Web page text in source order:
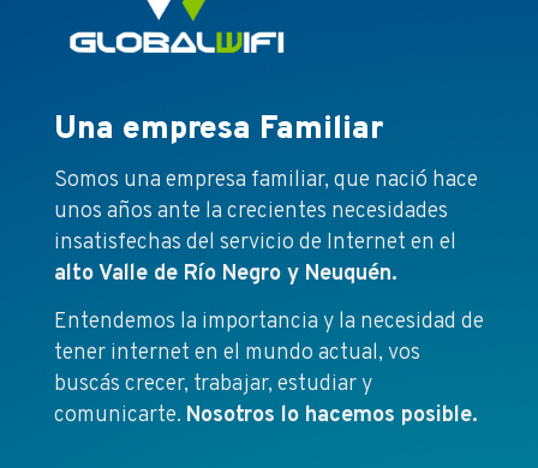
Una empresa Familiar
Somos una empresa familiar, que nació hace
unos años ante la crecientes necesidades
insatisfechas del servicio de Internet en el
alto Valle de Río Negro y Neuquén.
Entendemos la importancia y la necesidad de
tener internet en el mundo actual, vos
buscás crecer, trabajar, estudiar y
comunicarte. Nosotros lo hacemos posible.